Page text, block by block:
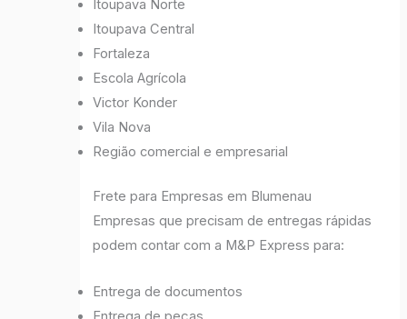
Itoupava Norte
Itoupava Central
Fortaleza
Escola Agrícola
Victor Konder
Vila Nova
Região comercial e empresarial
Frete para Empresas em Blumenau
Empresas que precisam de entregas rápidas
podem contar com a M&P Express para:
Entrega de documentos